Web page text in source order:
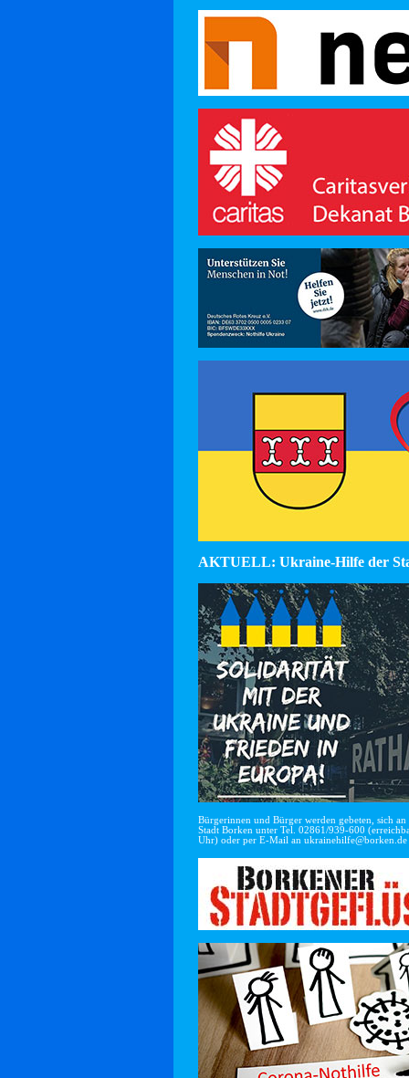
AKTUELL: Ukraine-Hilfe der
Bürgerinnen und Bürger werden gebeten, sich
Stadt Borken unter Tel. 02861/939-600
Uhr) oder per E-Mail an ukrainehilfe@borken.de